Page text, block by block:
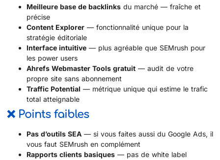
Meilleure base de backlinks du marché — fraîche et
précise
Content Explorer — fonctionnalité unique pour la
stratégie éditoriale
Interface intuitive — plus agréable que SEMrush pour
les power users
Ahrefs Webmaster Tools gratuit — audit de votre
propre site sans abonnement
Traffic Potential — métrique unique qui estime le trafic
total atteignable
❌ Points faibles
Pas d’outils SEA — si vous faites aussi du Google Ads, il
vous faut SEMrush en complément
Rapports clients basiques — pas de white label